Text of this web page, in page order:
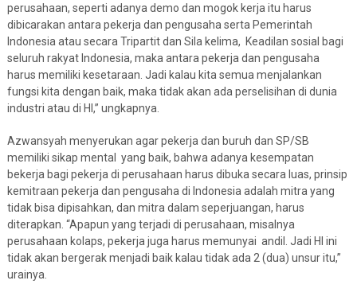
perusahaan, seperti adanya demo dan mogok kerja itu harus
dibicarakan antara pekerja dan pengusaha serta Pemerintah
Indonesia atau secara Tripartit dan Sila kelima, Keadilan sosial bagi
seluruh rakyat Indonesia, maka antara pekerja dan pengusaha
harus memiliki kesetaraan. Jadi kalau kita semua menjalankan
fungsi kita dengan baik, maka tidak akan ada perselisihan di dunia
industri atau di HI,” ungkapnya.
Azwansyah menyerukan agar pekerja dan buruh dan SP/SB
memiliki sikap mental yang baik, bahwa adanya kesempatan
bekerja bagi pekerja di perusahaan harus dibuka secara luas, prinsip
kemitraan pekerja dan pengusaha di Indonesia adalah mitra yang
tidak bisa dipisahkan, dan mitra dalam seperjuangan, harus
diterapkan. “Apapun yang terjadi di perusahaan, misalnya
perusahaan kolaps, pekerja juga harus memunyai andil. Jadi HI ini
tidak akan bergerak menjadi baik kalau tidak ada 2 (dua) unsur itu,”
urainya.